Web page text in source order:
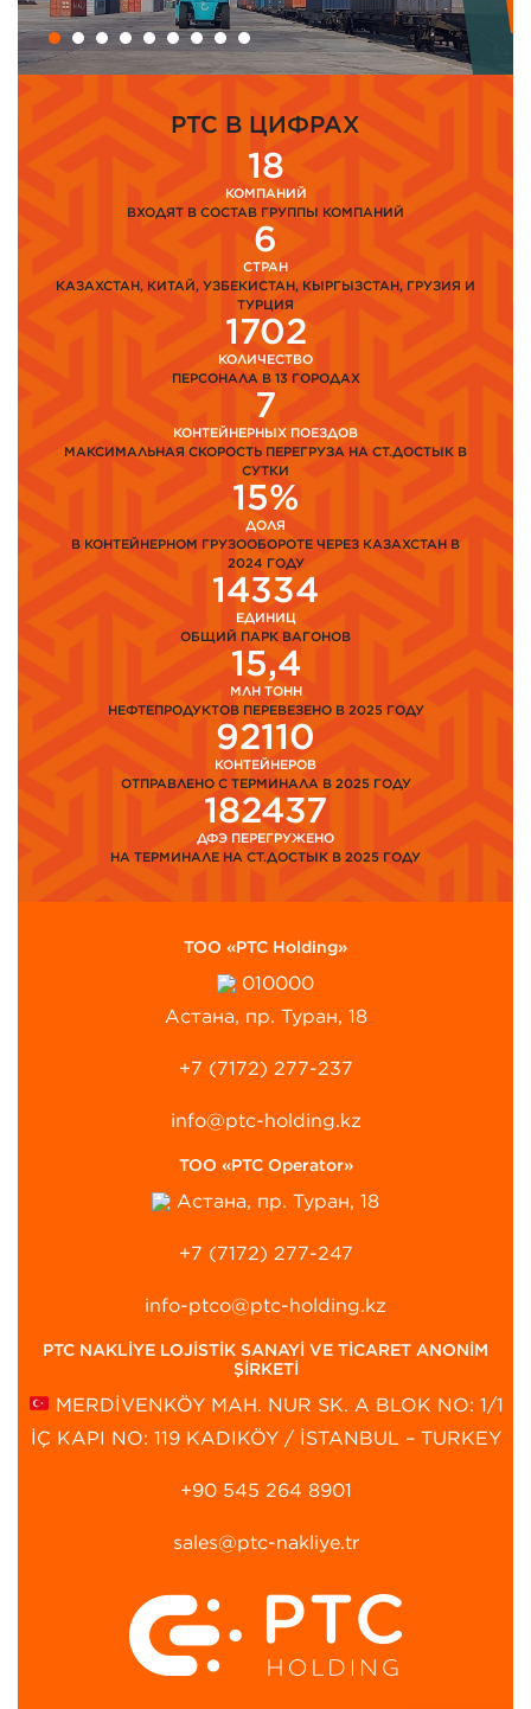
PTC В ЦИФРАХ
18
КОМПАНИЙ
ВХОДЯТ В СОСТАВ ГРУППЫ КОМПАНИЙ
6
СТРАН
КАЗАХСТАН, КИТАЙ, УЗБЕКИСТАН, КЫРГЫЗСТАН, ГРУЗИЯ И
ТУРЦИЯ
1702
КОЛИЧЕСТВО
ПЕРСОНАЛА В 13 ГОРОДАХ
7
КОНТЕЙНЕРНЫХ ПОЕЗДОВ
МАКСИМАЛЬНАЯ СКОРОСТЬ ПЕРЕГРУЗА НА СТ.ДОСТЫК В
СУТКИ
15%
ДОЛЯ
В КОНТЕЙНЕРНОМ ГРУЗООБОРОТЕ ЧЕРЕЗ КАЗАХСТАН В
2024 ГОДУ
14334
ЕДИНИЦ
ОБЩИЙ ПАРК ВАГОНОВ
15,4
МЛН ТОНН
НЕФТЕПРОДУКТОВ ПЕРЕВЕЗЕНО В 2025 ГОДУ
92110
КОНТЕЙНЕРОВ
ОТПРАВЛЕНО С ТЕРМИНАЛА В 2025 ГОДУ
182437
ДФЭ ПЕРЕГРУЖЕНО
НА ТЕРМИНАЛЕ НА СТ.ДОСТЫК В 2025 ГОДУ
ТОО «PTC Holding»
010000
Астана, пр. Туран, 18
+7 (7172) 277-237
info@ptc-holding.kz
ТОО «PTC Operator»
Астана, пр. Туран, 18
+7 (7172) 277-247
info-ptco@ptc-holding.kz
PTC NAKLİYE LOJİSTİK SANAYİ VE TİCARET ANONİM
ŞİRKETİ
MERDİVENKÖY MAH. NUR SK. A BLOK NO: 1/1
İÇ KAPI NO: 119 KADIKÖY / İSTANBUL – TURKEY
+90 545 264 8901‬
sales@ptc-nakliye.tr